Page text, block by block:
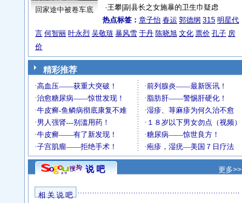
回家途中被卷车底
·王攀| 副县长之女施暴的卫生巾疑虑
热点标签： 章子怡 春运 郭德纲 315 明星代
言 何智丽 叶永烈 吴敬琏 暴风雪 于丹 陈晓旭 文化 票价 孔子 房
价
精彩推荐
说 吧 更多>>
相 关 说 吧